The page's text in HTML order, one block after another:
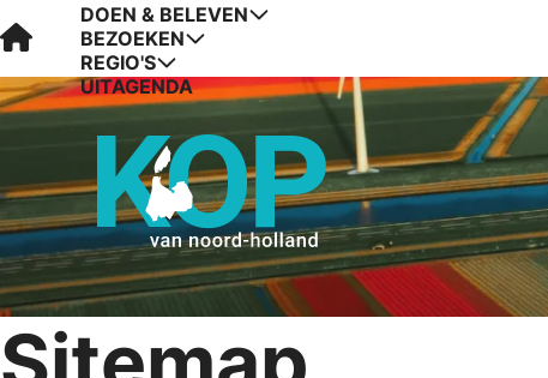
Visit Kop van Holland
DOEN & BELEVEN
BEZOEKEN
REGIO'S
UITAGENDA